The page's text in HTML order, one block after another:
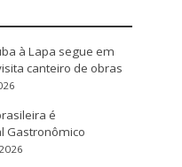
à Lapa segue em
canteiro de obras
é
Gastronômico